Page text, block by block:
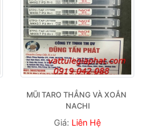
MŨI TARO THẲNG VÀ XOẮN
NACHI
Giá: Liên Hệ